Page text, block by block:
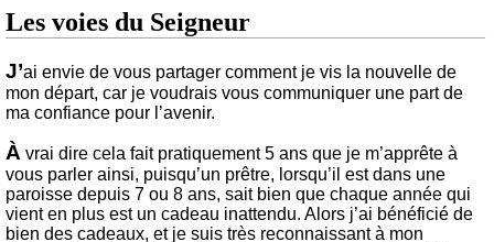
Les voies du Seigneur
J’ai envie de vous partager comment je vis la nouvelle de
mon départ, car je voudrais vous communiquer une part de
ma confiance pour l’avenir.
À vrai dire cela fait pratiquement 5 ans que je m’apprête à
vous parler ainsi, puisqu’un prêtre, lorsqu’il est dans une
paroisse depuis 7 ou 8 ans, sait bien que chaque année qui
vient en plus est un cadeau inattendu. Alors j’ai bénéficié de
bien des cadeaux, et je suis très reconnaissant à mon